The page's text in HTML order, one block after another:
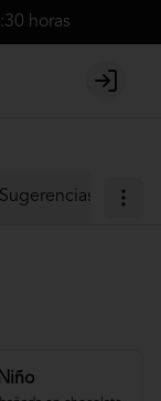
horas
Login